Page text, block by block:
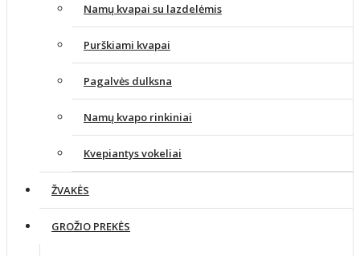
Namų kvapai su lazdelėmis
Purškiami kvapai
Pagalvės dulksna
Namų kvapo rinkiniai
Kvepiantys vokeliai
ŽVAKĖS
GROŽIO PREKĖS